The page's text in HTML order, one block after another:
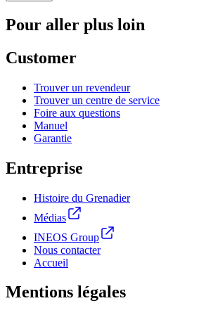
Pour aller plus loin
Customer
Trouver un revendeur
Trouver un centre de service
Foire aux questions
Manuel
Garantie
Entreprise
Histoire du Grenadier
Médias
INEOS Group
Nous contacter
Accueil
Mentions légales